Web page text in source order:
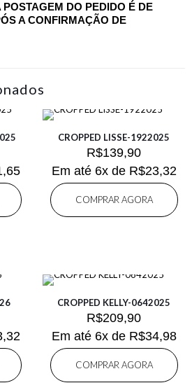
DO PEDIDO É DE
A CONFIRMAÇÃO DE
CROPPED LISSE-1922025
R$139,90
Em até 6x de R$23,32
COMPRAR AGORA
CROPPED KELLY-0642025
R$209,90
Em até 6x de R$34,98
COMPRAR AGORA